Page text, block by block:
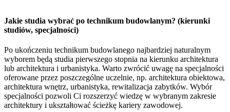
Jakie studia wybrać po technikum budowlanym? (kierunki
studiów, specjalności)
Po ukończeniu technikum budowlanego najbardziej naturalnym
wyborem będą studia pierwszego stopnia na kierunku architektura
lub architektura i urbanistyka. Warto zwrócić uwagę na specjalności
oferowane przez poszczególne uczelnie, np. architektura obiektowa,
architektura wnętrz, urbanistyka, rewitalizacja zabytków. Wybór
specjalności pozwoli Ci rozszerzyć wiedzę w wybranym zakresie
architektury i ukształtować ścieżkę kariery zawodowej.